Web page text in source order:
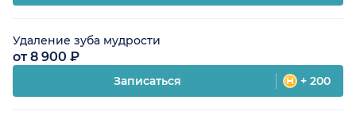
Удаление зуба мудрости
от 8 900 ₽
Записаться + 200